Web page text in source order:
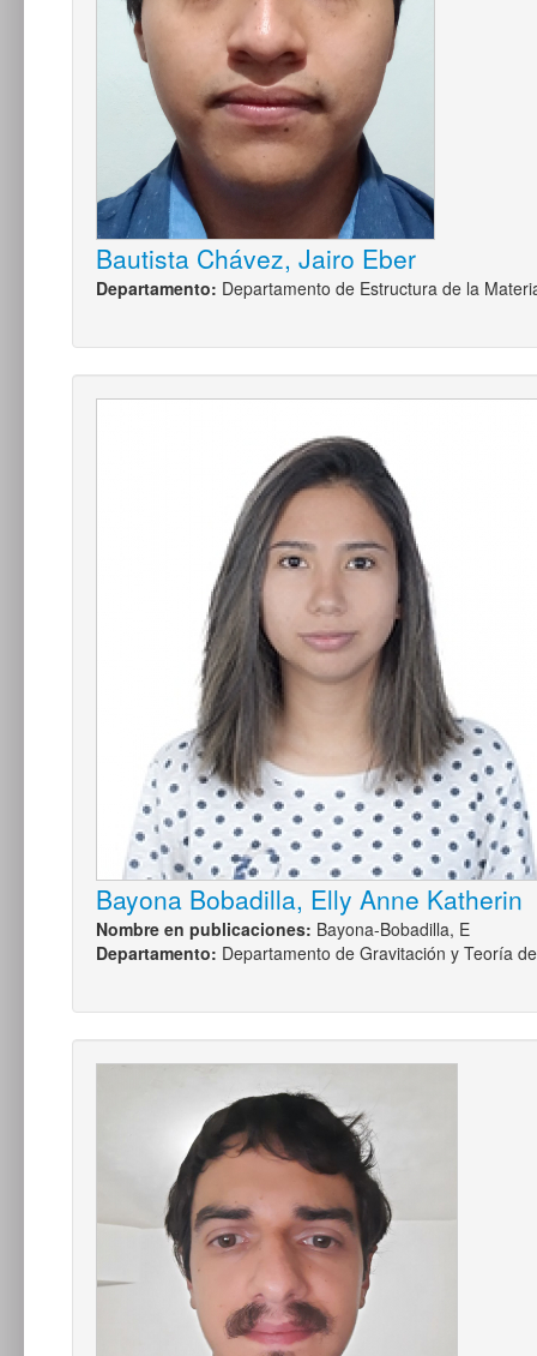
Bautista Chávez, Jairo Eber
Departamento: Departamento de Estructura de la
Bayona Bobadilla, Elly Anne Katherin
Nombre en publicaciones: Bayona-Bobadilla, E
Departamento: Departamento de Gravitación y Teoría